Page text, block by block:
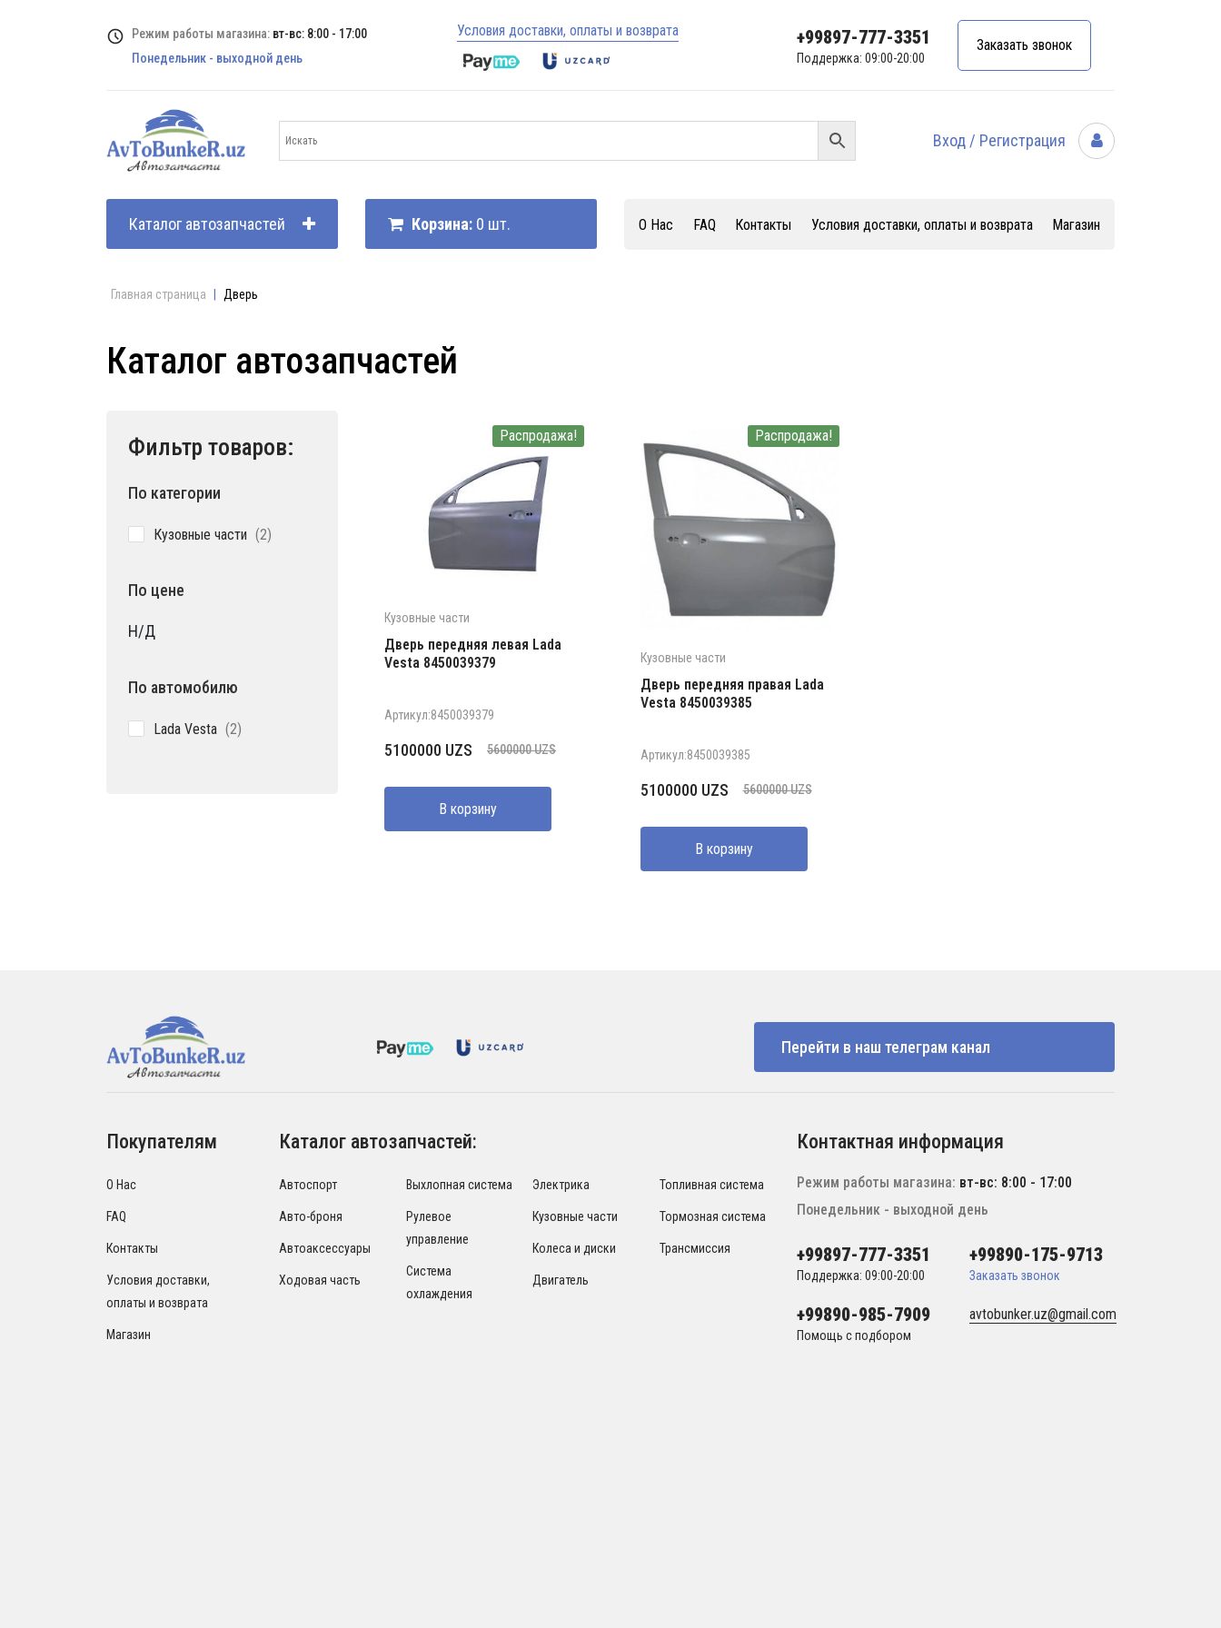
Режим работы магазина: вт-вс: 8:00 - 17:00
Понедельник - выходной день
Условия доставки, оплаты и возврата +99897-777-3351
Поддержка: 09:00-20:00
Заказать звонок
Вход / Регистрация
Каталог автозапчастей Корзина: 0 шт. О Нас FAQ Контакты Условия доставки, оплаты и возврата Магазин
Главная страница Дверь
Каталог автозапчастей
Фильтр товаров:
По категории
Кузовные части 22
По цене
Н/Д
По автомобилю
Lada Vesta 22
Распродажа!
Кузовные части
Дверь передняя левая Lada
Vesta 8450039379
Артикул:8450039379
5600000UZS
Первоначальная
составляла
5600000 UZS.
5100000 UZS
Текущая
5100000 UZS.
В корзину
Распродажа!
Кузовные части
Дверь передняя правая Lada
Vesta 8450039385
Артикул:8450039385
5600000UZS
Первоначальная
составляла
5600000 UZS.
5100000 UZS
Текущая
5100000 UZS.
В корзину
Перейти в наш телеграм канал
Покупателям
О Нас
FAQ
Контакты
Условия доставки,
оплаты и возврата
Магазин
Каталог автозапчастей:
Автоспорт
Авто-броня
Автоаксессуары
Ходовая часть
Выхлопная система
Рулевое
управление
Система
охлаждения
Электрика
Кузовные части
Колеса и диски
Двигатель
Топливная система
Тормозная система
Трансмиссия
Контактная информация
Режим работы магазина: вт-вс: 8:00 - 17:00
Понедельник - выходной день
+99897-777-3351
Поддержка: 09:00-20:00
+99890-175-9713
Заказать звонок
+99890-985-7909
Помощь с подбором
avtobunker.uz@gmail.com